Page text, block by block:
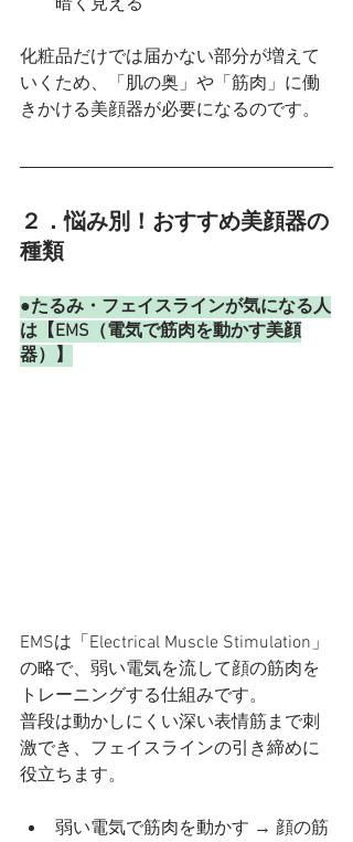
化粧品だけでは届かない部分が増えて
いくため、「肌の奥」や「筋肉」に働
きかける美顔器が必要になるのです。
２．悩み別！おすすめ美顔器の
種類
●たるみ・フェイスラインが気になる人
は【EMS（電気で筋肉を動かす美顔
器）】
EMSは「Electrical Muscle Stimulation」
の略で、弱い電気を流して顔の筋肉を
トレーニングする仕組みです。
普段は動かしにくい深い表情筋まで刺
激でき、フェイスラインの引き締めに
役立ちます。
弱い電気で筋肉を動かす → 顔の筋